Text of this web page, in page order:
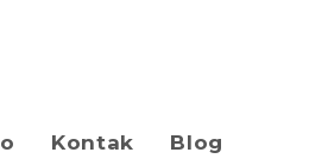
Kontak Blog